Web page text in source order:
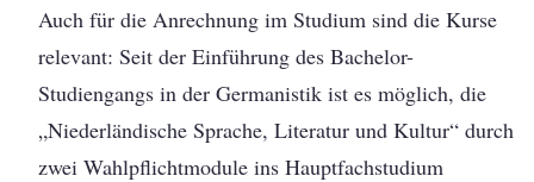
Auch für die Anrechnung im Studium sind die Kurse
relevant: Seit der Einführung des Bachelor-
Studiengangs in der Germanistik ist es möglich, die
„Niederländische Sprache, Literatur und Kultur“ durch
zwei Wahlpflichtmodule ins Hauptfachstudium